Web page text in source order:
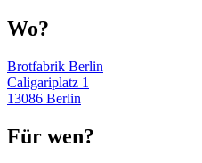
Wo?
Brotfabrik Berlin
Caligariplatz 1
13086 Berlin
Für wen?